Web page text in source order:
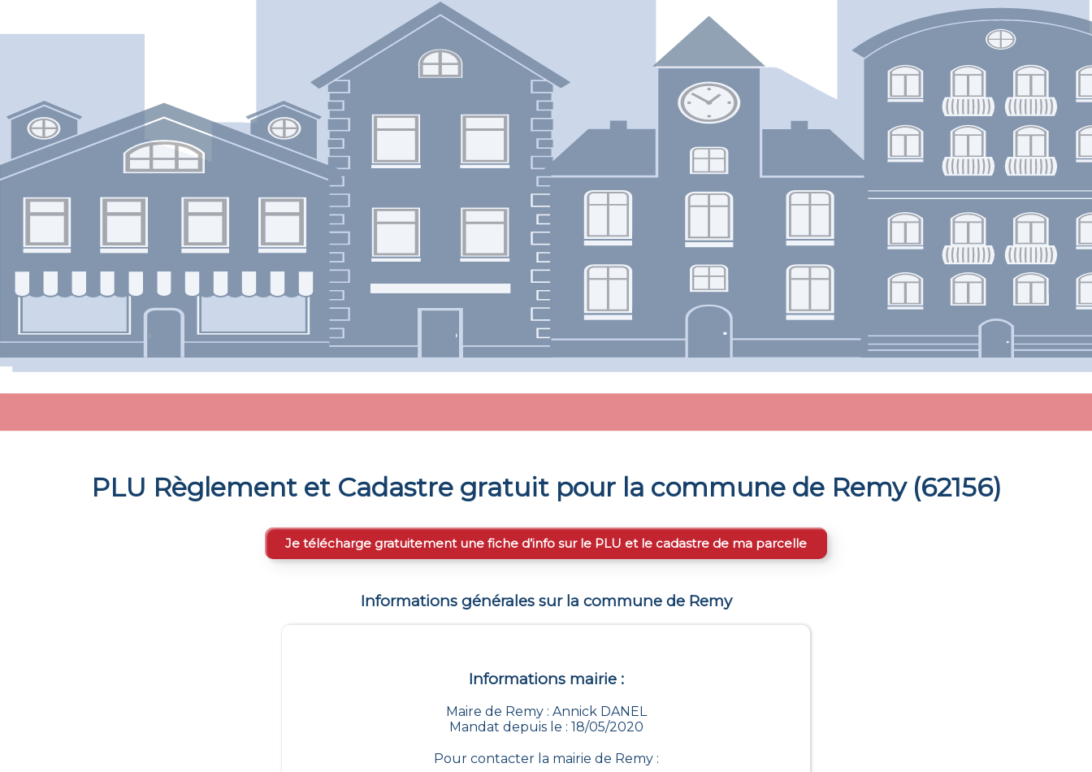
PLU Règlement et Cadastre gratuit pour la commune de Remy(62156)
Je télécharge gratuitement une fiche d’info sur le PLU et le cadastre de ma parcelle
Informations générales sur la commune de Remy
Informations mairie :
Maire de Remy : Annick DANEL
Mandat depuis le : 18/05/2020
Pour contacter la mairie de Remy: